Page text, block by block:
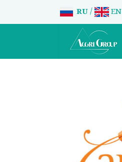
RU / EN